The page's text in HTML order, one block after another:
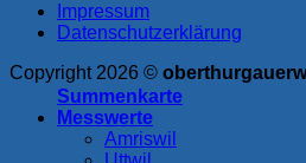
Impressum
Datenschutzerklärung
Copyright 2026 ©
Summenkarte
Messwerte
Amriswil